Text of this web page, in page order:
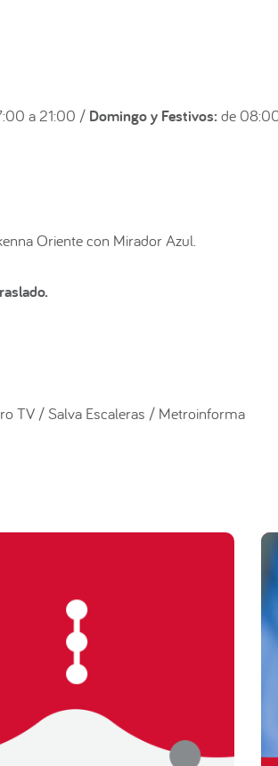
a 21:00 / Domingo y Festivos: de
Oriente con Mirador Azul.
TV / Salva Escaleras / Metroinforma